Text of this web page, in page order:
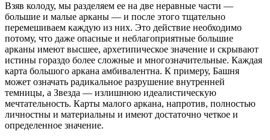
Взяв колоду, мы разделяем ее на две неравные части —
большие и малые арканы — и после этого тщательно
перемешиваем каждую из них. Это действие необходимо
потому, что даже опасные и неблагоприятные большие
арканы имеют высшее, архетипическое значение и скрывают
истины гораздо более сложные и многозначительные. Каждая
карта большого аркана амбивалентна. К примеру, Башня
может означать радикальное разрушение внутренней
темницы, а Звезда — излишнюю идеалистическую
мечтательность. Карты малого аркана, напротив, полностью
личностны и материальны и имеют достаточно четкое и
определенное значение.